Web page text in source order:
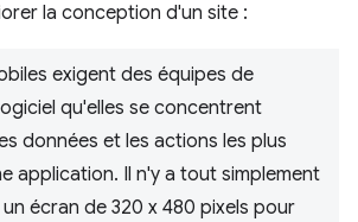
la conception d'un site :
exigent des équipes de
qu'elles se concentrent
données et les actions les plus
application. Il n'y a tout simplement
écran de 320 x 480 pixels pour